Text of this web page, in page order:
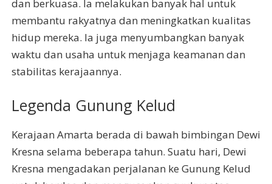
dan berkuasa. Ia melakukan banyak hal untuk
membantu rakyatnya dan meningkatkan kualitas
hidup mereka. Ia juga menyumbangkan banyak
waktu dan usaha untuk menjaga keamanan dan
stabilitas kerajaannya.
Legenda Gunung Kelud
Kerajaan Amarta berada di bawah bimbingan Dewi
Kresna selama beberapa tahun. Suatu hari, Dewi
Kresna mengadakan perjalanan ke Gunung Kelud